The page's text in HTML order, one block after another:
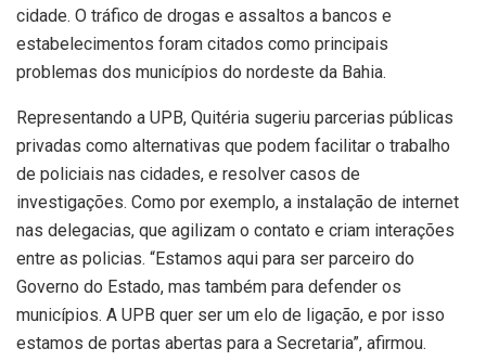
cidade. O tráfico de drogas e assaltos a bancos e
estabelecimentos foram citados como principais
problemas dos municípios do nordeste da Bahia.
Representando a UPB, Quitéria sugeriu parcerias públicas
privadas como alternativas que podem facilitar o trabalho
de policiais nas cidades, e resolver casos de
investigações. Como por exemplo, a instalação de internet
nas delegacias, que agilizam o contato e criam interações
entre as policias. “Estamos aqui para ser parceiro do
Governo do Estado, mas também para defender os
municípios. A UPB quer ser um elo de ligação, e por isso
estamos de portas abertas para a Secretaria”, afirmou.